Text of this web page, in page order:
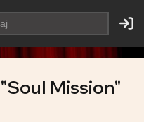
Mission"